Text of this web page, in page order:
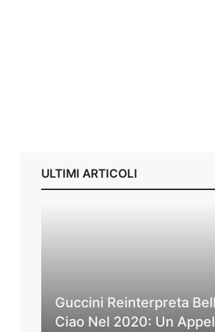
ULTIMI ARTICOLI
Guccini Reinterpreta
Ciao Nel 2020: Un